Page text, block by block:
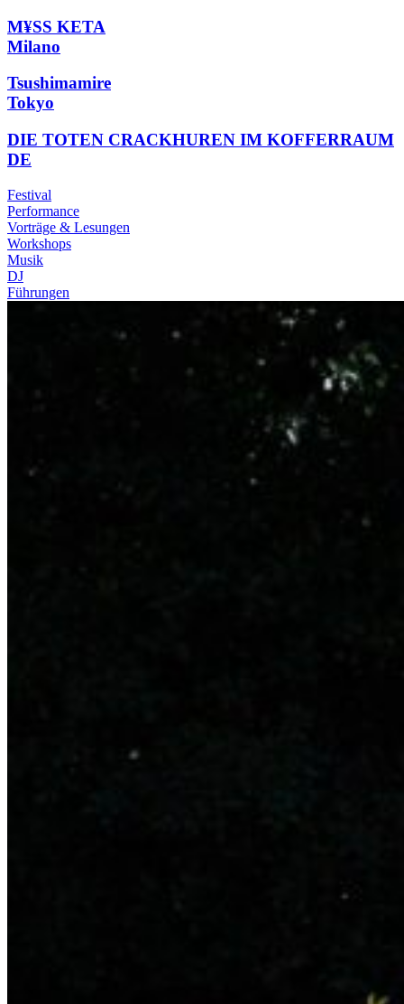
M¥SS KETA
Milano
Tsushimamire
Tokyo
DIE TOTEN CRACKHUREN IM KOFFERRAUM
DE
Festival
Performance
Vorträge & Lesungen
Workshops
Musik
DJ
Führungen